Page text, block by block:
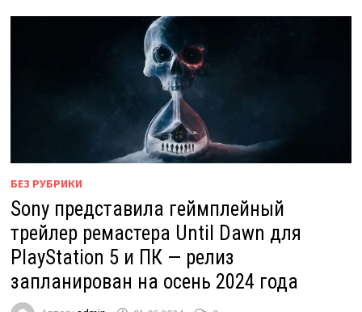
БЕЗ РУБРИКИ
Sony представила геймплейный
трейлер ремастера Until Dawn для
PlayStation 5 и ПК — релиз
запланирован на осень 2024 года